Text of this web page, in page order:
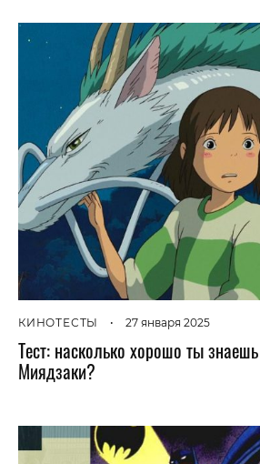
КИНОТЕСТЫ • 27 января 2025
Тест: насколько хорошо ты
Миядзаки?